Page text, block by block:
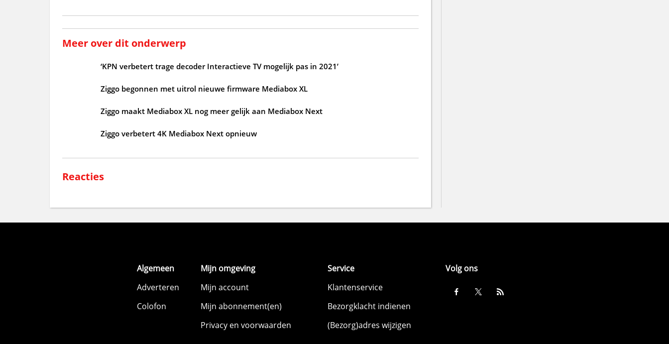
Meer over dit onderwerp
‘KPN verbetert trage decoder Interactieve TV mogelijk pas in 2021’
Ziggo begonnen met uitrol nieuwe firmware Mediabox XL
Ziggo maakt Mediabox XL nog meer gelijk aan Mediabox Next
Ziggo verbetert 4K Mediabox Next opnieuw
Reacties
Algemeen
Adverteren
Colofon
Mijn omgeving
Mijn account
Mijn abonnement(en)
Privacy en voorwaarden
Service
Klantenservice
Bezorgklacht indienen
(Bezorg)adres wijzigen
Volg ons